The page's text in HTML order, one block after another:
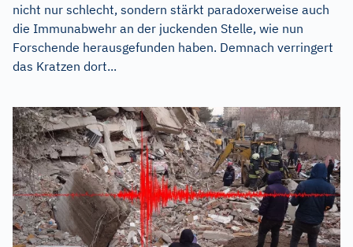
nicht nur schlecht, sondern stärkt paradoxerweise auch
die Immunabwehr an der juckenden Stelle, wie nun
Forschende herausgefunden haben. Demnach verringert
das Kratzen dort...